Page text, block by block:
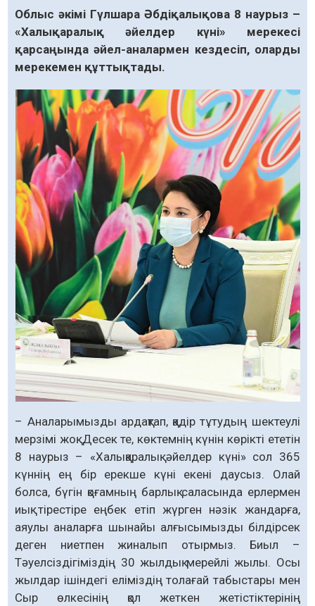
Облыс әкімі Гүлшара Әбдіқалықова 8 наурыз –
«Халықаралық әйелдер күні» мерекесі
қарсаңында әйел-аналармен кездесіп, оларды
мерекемен құттықтады.
– Аналарымызды ардақтап, қадір тұтудың шектеулі
мерзімі жоқ. Десек те, көктемнің күнін көрікті ететін
8 наурыз – «Халықаралық әйелдер күні» сол 365
күннің ең бір ерекше күні екені даусыз. Олай
болса, бүгін қоғамның барлық саласында ерлермен
иық тірестіре еңбек етіп жүрген нәзік жандарға,
аяулы аналарға шынайы алғысымызды білдірсек
деген ниетпен жиналып отырмыз. Биыл –
Тәуелсіздігіміздің 30 жылдық мерейлі жылы. Осы
жылдар ішіндегі еліміздің толағай табыстары мен
Сыр өлкесінің қол жеткен жетістіктерінің